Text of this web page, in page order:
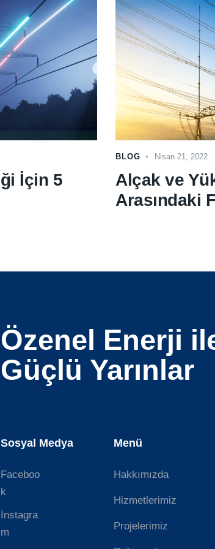
İçin 5
BLOG Nisan 21, 2022
Alçak ve
Arasındaki
Özenel Enerji
Güçlü Yarınlar
Sosyal Medya
Faceboo
k
İnstagra
m
Menü
Hakkımızda
Hizmetlerimiz
Projelerimiz